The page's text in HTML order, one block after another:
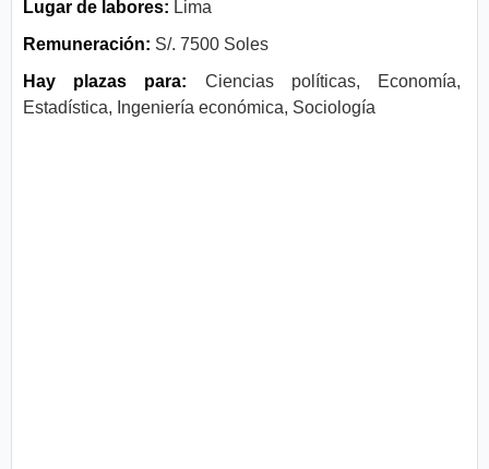
Lugar de labores: Lima
Remuneración: S/. 7500 Soles
Hay plazas para: Ciencias políticas, Economía,
Estadística, Ingeniería económica, Sociología